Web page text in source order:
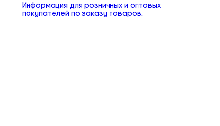
Информация для розничных и оптовых
покупателей по заказу товаров.